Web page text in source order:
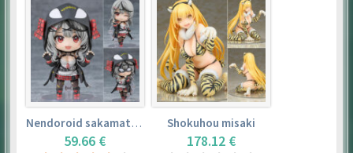
Nendoroid sakamata chloe
59.66 €
Shokuhou misaki
178.12 €